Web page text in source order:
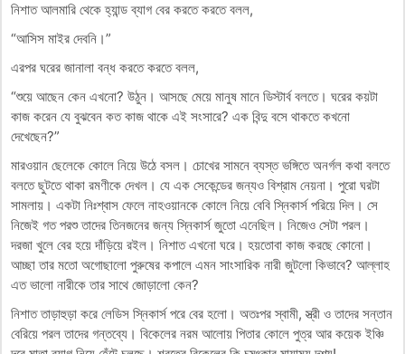
নিশাত আলমারি থেকে হ্যান্ড ব্যাগ বের করতে করতে বলল,
“আসিস মাইর দেবনি।”
এরপর ঘরের জানালা বন্ধ করতে করতে বলল,
“শুয়ে আছেন কেন এখনো? উঠুন। আসছে মেয়ে মানুষ মানে ডিস্টার্ব বলতে। ঘরের কয়টা
কাজ করেন যে বুঝবেন কত কাজ থাকে এই সংসারে? এক বিন্দু বসে থাকতে কখনো
দেখেছেন?”
মারওয়ান ছেলেকে কোলে নিয়ে উঠে বসল। চোখের সামনে ব্যস্ত ভঙ্গিতে অনর্গল কথা বলতে
বলতে ছুটতে থাকা রমণীকে দেখল। যে এক সেকেন্ডের জন্যও বিশ্রাম নেয়না। পুরো ঘরটা
সামলায়। একটা নিঃশ্বাস ফেলে নাহওয়ানকে কোলে নিয়ে বেবি স্নিকার্স পরিয়ে দিল। সে
নিজেই গত পরশু তাদের তিনজনের জন্য স্নিকার্স জুতো এনেছিল। নিজেও সেটা পরল।
দরজা খুলে বের হয়ে দাঁড়িয়ে রইল। নিশাত এখনো ঘরে। হয়তোবা কাজ করছে কোনো।
আচ্ছা তার মতো অগোছালো পুরুষের কপালে এমন সাংসারিক নারী জুটলো কিভাবে? আল্লাহ
এত ভালো নারীকে তার সাথে জোড়ালো কেন?
নিশাত তাড়াহুড়া করে লেডিস স্নিকার্স পরে বের হলো। অতঃপর স্বামী, স্ত্রী ও তাদের সন্তান
বেরিয়ে পরল তাদের গন্তব্যে। বিকেলের নরম আলোয় পিতার কোলে পুত্র আর কয়েক ইঞ্চি